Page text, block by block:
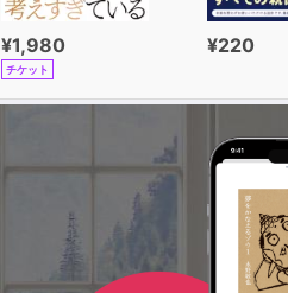
¥1,980
チケット
¥220